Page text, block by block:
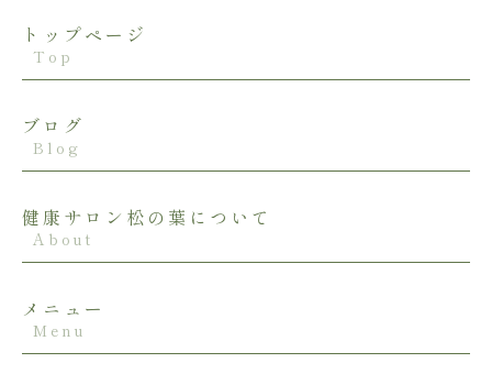
トップページ
Top
ブログ
Blog
健康サロン松の葉について
About
メニュー
Menu